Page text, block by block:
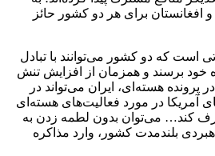
هم میهن در خبری با عنوان
اوکراین و روسیه با شرکت در همایش
(منافقین) در پاریس، خواستار فشار
«بزرگ‌ترین افتخارات مجاهدین خلق
کشتن چند آمریکایی بود. از سوی دیگر،
تروریسم داد سخن می‌دادند و آن را